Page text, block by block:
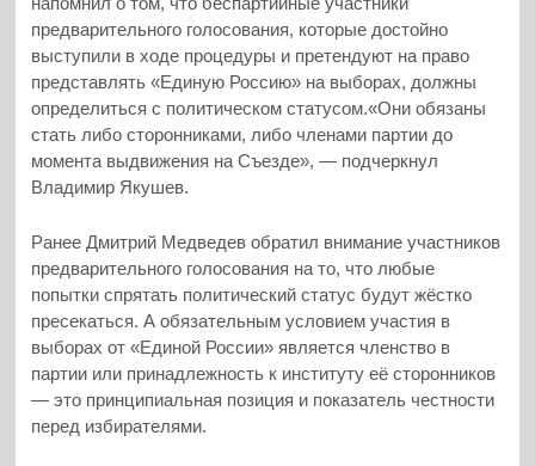
предварительного голосования, которые достойно
выступили в ходе процедуры и претендуют на право
представлять «Единую Россию» на выборах, должны
определиться с политическом статусом.«Они обязаны
стать либо сторонниками, либо членами партии до
момента выдвижения на Съезде», — подчеркнул
Владимир Якушев.
Ранее Дмитрий Медведев обратил внимание участников
предварительного голосования на то, что любые
попытки спрятать политический статус будут жёстко
пресекаться. А обязательным условием участия в
выборах от «Единой России» является членство в
партии или принадлежность к институту её сторонников
— это принципиальная позиция и показатель честности
перед избирателями.